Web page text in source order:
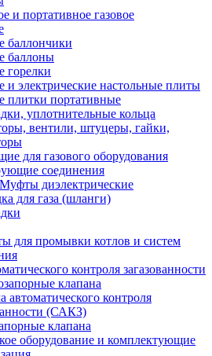
и портативное газовое
баллончики
баллоны
горелки
и электрические настольные плиты
плитки портативные
уплотнительные кольца
вентили, штуцеры, гайки,
для газового оборудования
соединения
диэлектрические
для газа (шланги)
для промывки котлов и систем
контроля загазованности
клапана
автоматического контроля
(САКЗ)
клапана
оборудование и комплектующие